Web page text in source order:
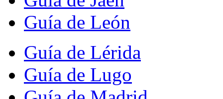
Guía de León
Guía de Lérida
Guía de Lugo